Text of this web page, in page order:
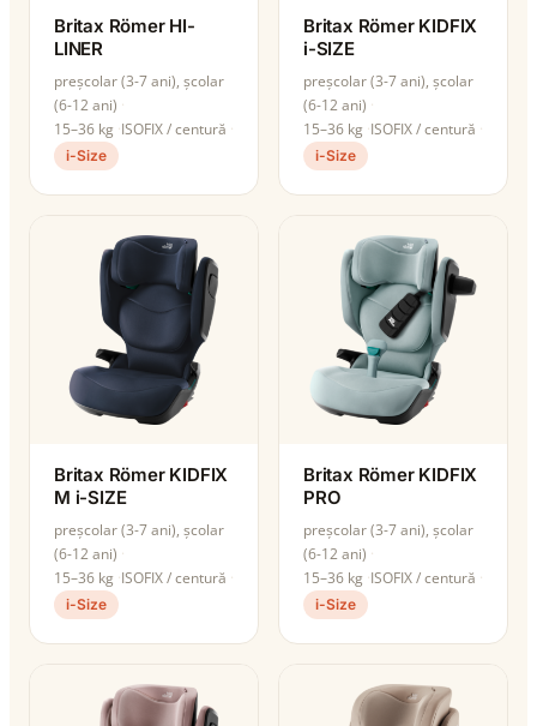
Britax Römer HI-
LINER
preșcolar (3-7 ani), școlar
(6-12 ani)
15–36 kg ISOFIX / centură
i-Size
Britax Römer KIDFIX
i-SIZE
preșcolar (3-7 ani), școlar
(6-12 ani)
15–36 kg ISOFIX / centură
i-Size
Britax Römer KIDFIX
M i-SIZE
preșcolar (3-7 ani), școlar
(6-12 ani)
15–36 kg ISOFIX / centură
i-Size
Britax Römer KIDFIX
PRO
preșcolar (3-7 ani), școlar
(6-12 ani)
15–36 kg ISOFIX / centură
i-Size